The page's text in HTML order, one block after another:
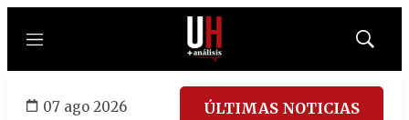
Menú
Mostrar
07 ago 2026 ÚLTIMAS NOTICIAS